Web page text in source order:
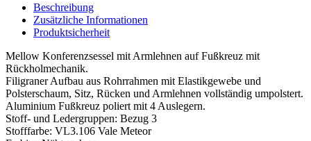
Beschreibung
Zusätzliche Informationen
Produktsicherheit
Mellow Konferenzsessel mit Armlehnen auf Fußkreuz mit
Rückholmechanik.
Filigraner Aufbau aus Rohrrahmen mit Elastikgewebe und
Polsterschaum, Sitz, Rücken und Armlehnen vollständig umpolstert.
Aluminium Fußkreuz poliert mit 4 Auslegern.
Stoff- und Ledergruppen: Bezug 3
Stofffarbe: VL3.106 Vale Meteor